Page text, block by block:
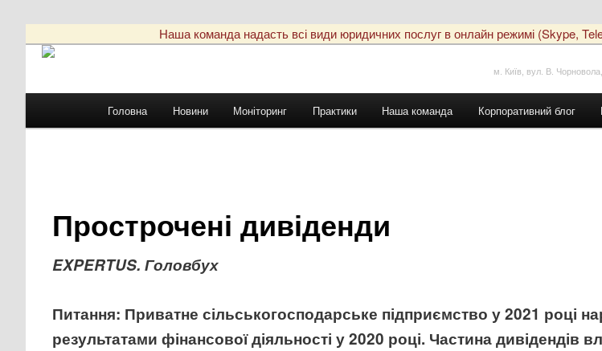
Наша команда надасть всі види юридичних послуг в онлайн режимі (Skype,
м. Київ, вул. В.
Перейти
вмісту
Головна Новини Моніторинг Практики Наша команда Корпоративний блог
Прострочені дивіденди
EXPERTUS. Головбух
Питання: Приватне сільськогосподарське підприємство у 2021 році
результатами фінансової діяльності у 2020 році. Частина